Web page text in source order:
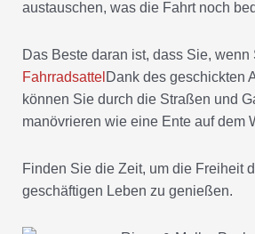
austauschen, was die Fahrt noch
Das Beste daran ist, dass Sie, wenn
Fahrradsattel Dank des geschickten
können Sie durch die Straßen und
manövrieren wie eine Ente auf dem
Finden Sie die Zeit, um die Freiheit
geschäftigen Leben zu genießen.